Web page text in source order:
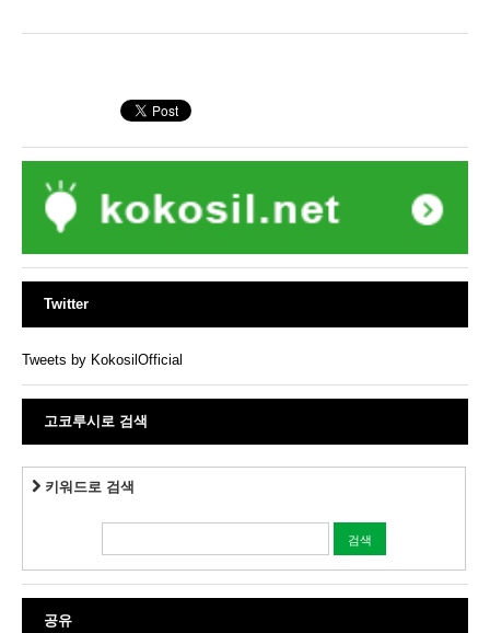
Twitter
Tweets by KokosilOfficial
고코루시로 검색
키워드로 검색
공유